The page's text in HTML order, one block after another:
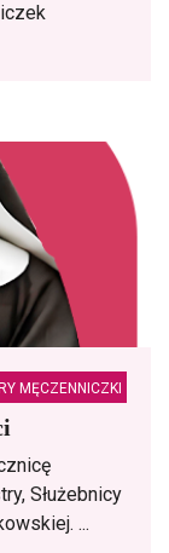
MĘCZENNICZKI
Służebnicy
...